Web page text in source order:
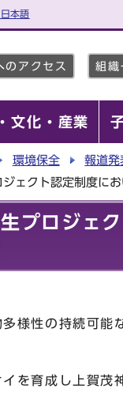
本語
のアクセス 組織
文化・産業
環境保全
報道発
ェクト認定制度に
プロジェ
様性の持続可
を育成し上賀